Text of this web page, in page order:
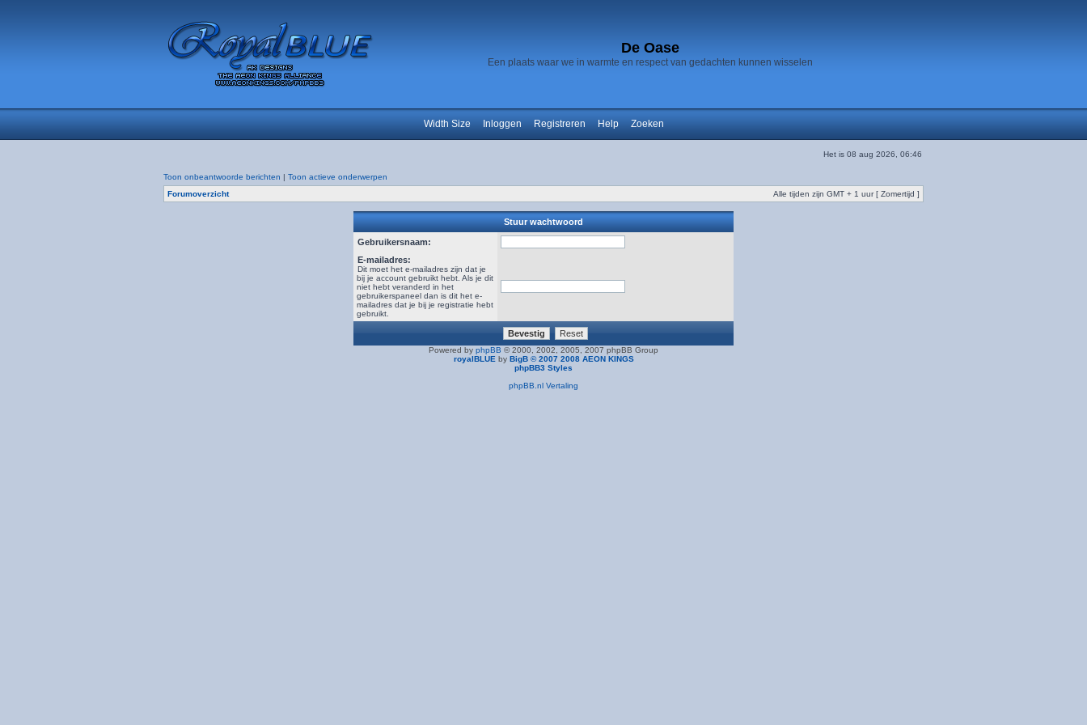
De Oase
Een plaats waar we in warmte en respect van gedachten kunnen wisselen
Width Size Inloggen Registreren Help Zoeken
Het is 08 aug 2026, 06:46
Toon onbeantwoorde berichten | Toon actieve onderwerpen
Forumoverzicht
Alle tijden zijn GMT + 1 uur [ Zomertijd ]
Stuur wachtwoord
Gebruikersnaam:
E-mailadres:
Dit moet het e-mailadres zijn dat je
bij je account gebruikt hebt. Als je dit
niet hebt veranderd in het
gebruikerspaneel dan is dit het e-
mailadres dat je bij je registratie hebt
gebruikt.
Powered by phpBB © 2000, 2002, 2005, 2007 phpBB Group
royalBLUE by BigB © 2007 2008 AEON KINGS
phpBB3 Styles
phpBB.nl Vertaling